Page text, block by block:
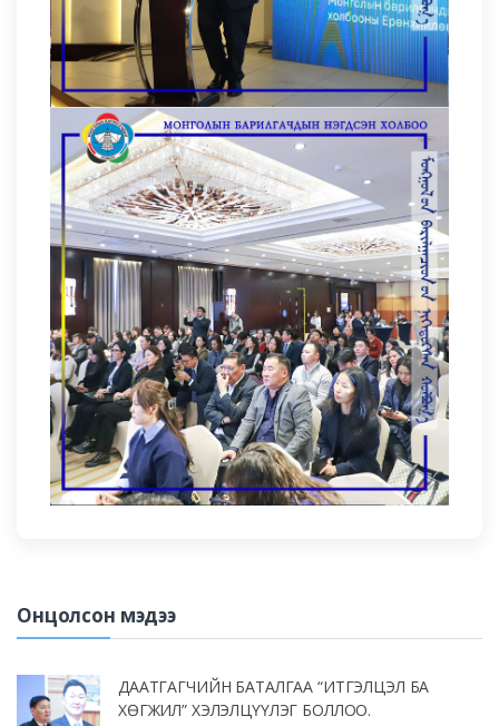
Онцолсон мэдээ
ДААТГАГЧИЙН БАТАЛГАА “ИТГЭЛЦЭЛ БА
ХӨГЖИЛ” ХЭЛЭЛЦҮҮЛЭГ БОЛЛОО.